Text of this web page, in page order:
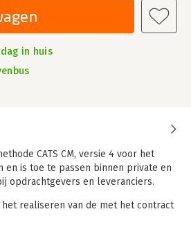
in huis
CATS CM, versie 4 voor het
en is toe te passen binnen private en
opdrachtgevers en leveranciers.
het realiseren van de met het contract